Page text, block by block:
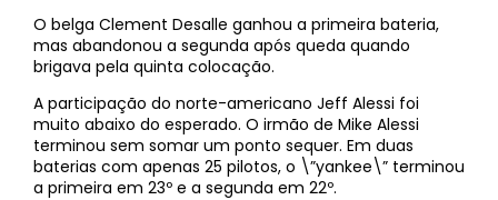
O belga Clement Desalle ganhou a primeira bateria,
mas abandonou a segunda após queda quando
brigava pela quinta colocação.
A participação do norte-americano Jeff Alessi foi
muito abaixo do esperado. O irmão de Mike Alessi
terminou sem somar um ponto sequer. Em duas
baterias com apenas 25 pilotos, o \”yankee\” terminou
a primeira em 23º e a segunda em 22º.